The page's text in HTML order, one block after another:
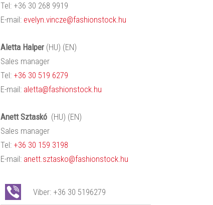
Tel: +36 30 268 9919
E-mail: evelyn.vincze@fashionstock.hu
Aletta Halper (HU) (EN)
Sales manager
Tel: +36 30 519 6279
E-mail: aletta@fashionstock.hu
AnettSztaskó (HU) (EN)
Sales manager
Tel: +36 30 159 3198
E-mail: anett.sztasko@fashionstock.hu
Viber: +36 30 5196279